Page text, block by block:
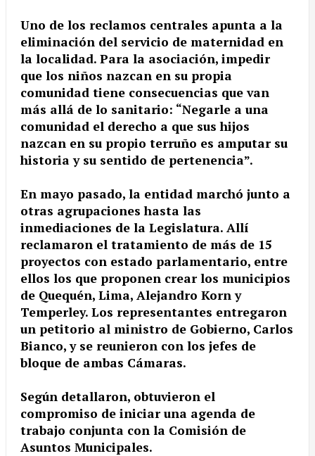
Uno de los reclamos centrales apunta a la
eliminación del servicio de maternidad en
la localidad. Para la asociación, impedir
que los niños nazcan en su propia
comunidad tiene consecuencias que van
más allá de lo sanitario: “Negarle a una
comunidad el derecho a que sus hijos
nazcan en su propio terruño es amputar su
historia y su sentido de pertenencia”.
En mayo pasado, la entidad marchó junto a
otras agrupaciones hasta las
inmediaciones de la Legislatura. Allí
reclamaron el tratamiento de más de 15
proyectos con estado parlamentario, entre
ellos los que proponen crear los municipios
de Quequén, Lima, Alejandro Korn y
Temperley. Los representantes entregaron
un petitorio al ministro de Gobierno, Carlos
Bianco, y se reunieron con los jefes de
bloque de ambas Cámaras.
Según detallaron, obtuvieron el
compromiso de iniciar una agenda de
trabajo conjunta con la Comisión de
Asuntos Municipales.